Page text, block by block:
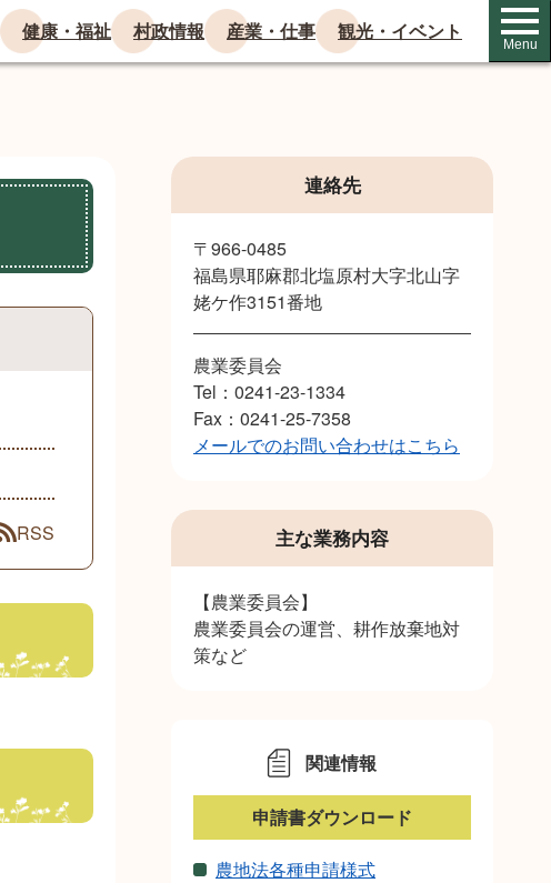
健康・福祉 村政情報 産業・仕事 観光・イベント
Menu
RSS
連絡先
〒966-0485
福島県耶麻郡北塩原村大字北山字
姥ケ作3151番地
農業委員会
Tel：0241-23-1334
Fax：0241-25-7358
メールでのお問い合わせはこちら
主な業務内容
【農業委員会】
農業委員会の運営、耕作放棄地対
策など
関連情報
申請書ダウンロード
農地法各種申請様式